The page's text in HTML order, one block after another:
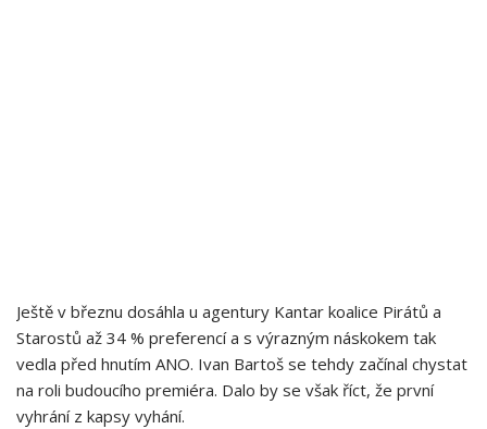
Ještě v březnu dosáhla u agentury Kantar koalice Pirátů a
Starostů až 34 % preferencí a s výrazným náskokem tak
vedla před hnutím ANO. Ivan Bartoš se tehdy začínal chystat
na roli budoucího premiéra. Dalo by se však říct, že první
vyhrání z kapsy vyhání.